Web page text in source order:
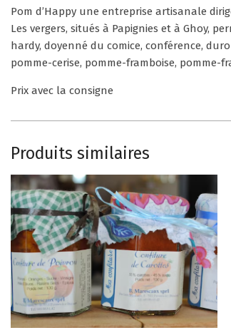
Pom d’Happy une entreprise artisanale
Les vergers, situés à Papignies et à Ghoy,
hardy, doyenné du comice, conférence,
pomme-cerise, pomme-framboise, pomme-
Prix avec la consigne
Produits similaires